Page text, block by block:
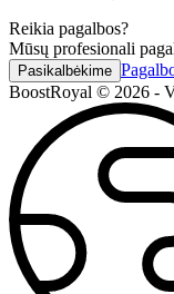
Reikia pagalbos?
Mūsų profesionali
Pasikalbėkime
BoostRoyal © 2026 -